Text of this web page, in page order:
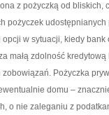
z pożyczką od bliskich,
pożyczek
w sytuacji, kiedy
małą zdolność
zobowiązań. Pożyczka
domu –
o nie zaleganiu z